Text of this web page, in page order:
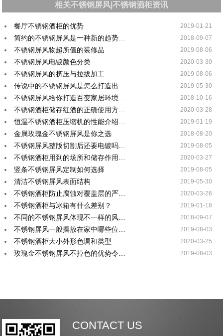
相关不锈钢屏风|不锈钢酒柜资讯
餐厅不锈钢酒柜的优势 2019-01-21
简约的不锈钢屏风是一种新的趋势… 2018-09-07
不锈钢屏风物超所值的装修品 2019-08-06
不锈钢屏风电镀颜色分类 2020-03-30
不锈钢屏风的挤压与拉拔加工 2019-08-06
传说中的不锈钢屏风是怎么打造出… 2019-05-30
不锈钢屏风给你打造百变家居环境… 2018-10-16
不锈钢酒柜储存红酒的正确使用方… 2020-03-28
恒温不锈钢酒柜压缩机的性能介绍… 2019-01-19
金属玫瑰金不锈钢屏风是你之选 2018-08-20
不锈钢屏风整版切割后还要电镀吗… 2019-08-05
不锈钢酒柜用到的场所和储存作用… 2020-03-27
竖条不锈钢屏风定制如何选择 2019-08-05
清洁不锈钢屏风表面结构 2019-05-30
不锈钢酒柜防止腐蚀对覆盖层的严… 2020-03-26
不锈钢酒柜与冰箱有什么差别？ 2019-01-18
不同的不锈钢屏风体现不一样的风… 2018-09-07
不锈钢屏风一般摆放在家中哪些位… 2019-08-03
不锈钢酒柜大小外形色调和类型 2020-03-25
玫瑰金不锈钢屏风不掉色的优势令… 2019-08-03
CONTACT US